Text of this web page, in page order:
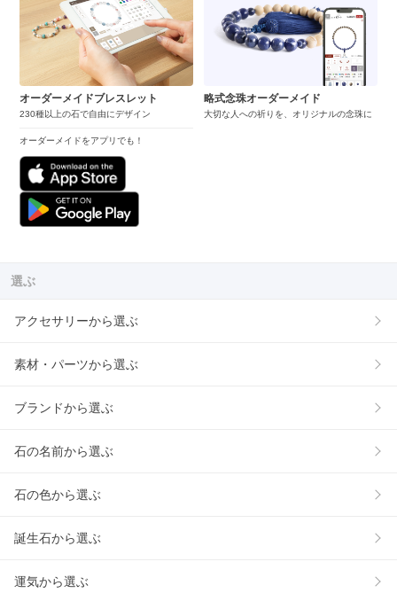
オーダーメイドブレスレット
230種以上の石で自由にデザイン
オーダーメイドをアプリでも！
略式念珠オーダーメイド
大切な人への祈りを、オリジナルの念珠に
選ぶ
アクセサリーから選ぶ
素材・パーツから選ぶ
ブランドから選ぶ
石の名前から選ぶ
石の色から選ぶ
誕生石から選ぶ
運気から選ぶ